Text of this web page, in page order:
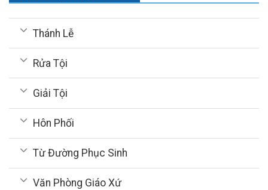
Thánh Lễ
Rửa Tội
Giải Tội
Hôn Phối
Từ Đường Phục Sinh
Văn Phòng Giáo Xứ